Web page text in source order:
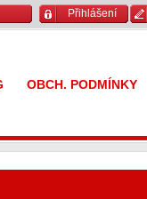
Přihlášení
OBCH. PODMÍNKY